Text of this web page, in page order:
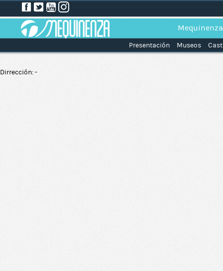
Mequinenza
Presentación Museos
Dirrección: -